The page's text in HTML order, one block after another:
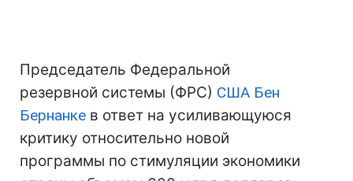
Председатель Федеральной
резервной системы (ФРС) США Бен
Бернанке в ответ на усиливающуюся
критику относительно новой
программы по стимуляции экономики